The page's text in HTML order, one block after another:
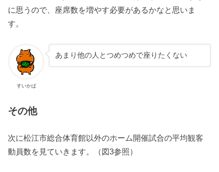
に思うので、座席数を増やす必要があるかなと思いま
す。
すいかば
あまり他の人とつめつめで座りたくない
その他
次に松江市総合体育館以外のホーム開催試合の平均観客
動員数を見ていきます。（図3参照）